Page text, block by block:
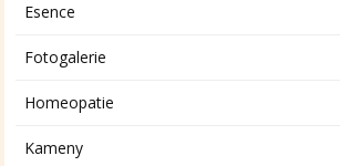
Esence
Fotogalerie
Homeopatie
Kameny